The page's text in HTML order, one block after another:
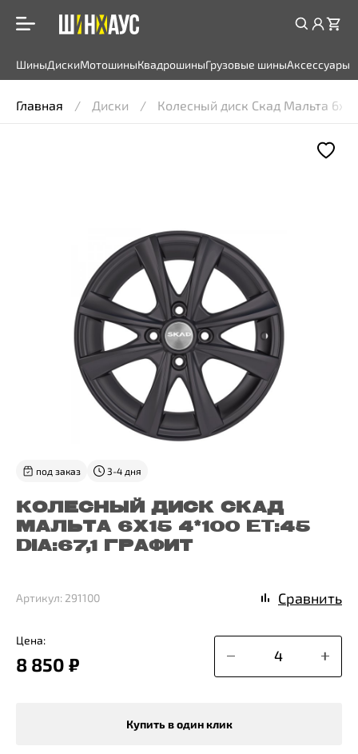
ШиныДискиМотошиныКвадрошиныГрузовые шиныАксессуары
Главная Диски Колесный диск Скад Мальта
КОЛЕСНЫЙ ДИСК СКАД
МАЛЬТА 6X15 4*100 ET:45
DIA:67,1 ГРАФИТ
под заказ 3-4 дня
Цена:
8 850 ₽
Купить в один клик
Артикул: 291100 Сравнить